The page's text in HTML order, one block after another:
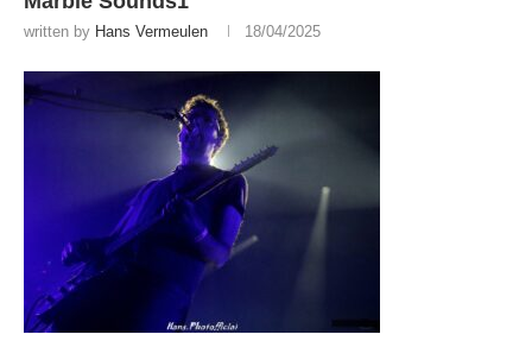
written by Hans Vermeulen 18/04/2025